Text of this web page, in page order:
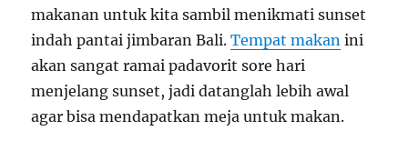
makanan untuk kita sambil menikmati sunset
indah pantai jimbaran Bali.Tempat makan ini
akan sangat ramai padavorit sore hari
menjelang sunset, jadi datanglah lebih awal
agar bisa mendapatkan meja untuk makan.